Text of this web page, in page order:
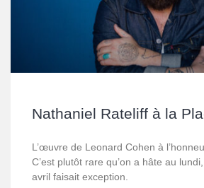
Nathaniel Rateliff à la
L’œuvre de Leonard Cohen à
C’est plutôt rare qu’on a hâte au
avril faisait exception.